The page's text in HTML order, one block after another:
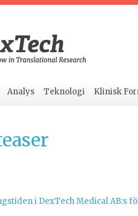
Analys Teknologi Klinisk
i DexTech Medical AB:s